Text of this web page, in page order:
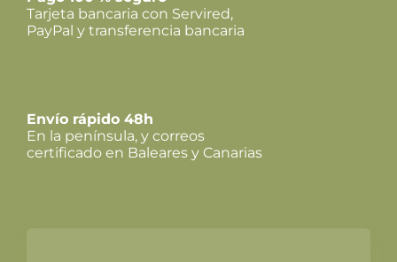
Tarjeta bancaria con Servired,
PayPal y transferencia bancaria
Envío rápido 48h
En la península, y correos
certificado en Baleares y Canarias